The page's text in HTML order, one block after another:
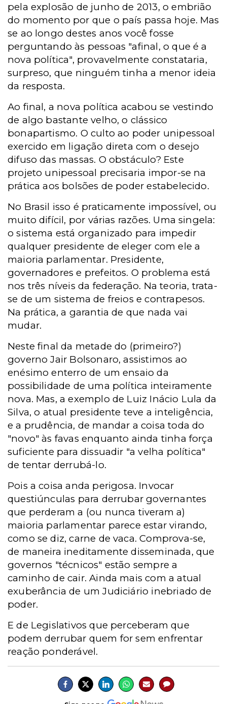
pela explosão de junho de 2013, o embrião
do momento por que o país passa hoje. Mas
se ao longo destes anos você fosse
perguntando às pessoas "afinal, o que é a
nova política", provavelmente constataria,
surpreso, que ninguém tinha a menor ideia
da resposta.
Ao final, a nova política acabou se vestindo
de algo bastante velho, o clássico
bonapartismo. O culto ao poder unipessoal
exercido em ligação direta com o desejo
difuso das massas. O obstáculo? Este
projeto unipessoal precisaria impor-se na
prática aos bolsões de poder estabelecido.
No Brasil isso é praticamente impossível, ou
muito difícil, por várias razões. Uma singela:
o sistema está organizado para impedir
qualquer presidente de eleger com ele a
maioria parlamentar. Presidente,
governadores e prefeitos. O problema está
nos três níveis da federação. Na teoria, trata-
se de um sistema de freios e contrapesos.
Na prática, a garantia de que nada vai
mudar.
Neste final da metade do (primeiro?)
governo Jair Bolsonaro, assistimos ao
enésimo enterro de um ensaio da
possibilidade de uma política inteiramente
nova. Mas, a exemplo de Luiz Inácio Lula da
Silva, o atual presidente teve a inteligência,
e a prudência, de mandar a coisa toda do
"novo" às favas enquanto ainda tinha força
suficiente para dissuadir "a velha política"
de tentar derrubá-lo.
Pois a coisa anda perigosa. Invocar
questiúnculas para derrubar governantes
que perderam a (ou nunca tiveram a)
maioria parlamentar parece estar virando,
como se diz, carne de vaca. Comprova-se,
de maneira ineditamente disseminada, que
governos "técnicos" estão sempre a
caminho de cair. Ainda mais com a atual
exuberância de um Judiciário inebriado de
poder.
E de Legislativos que perceberam que
podem derrubar quem for sem enfrentar
reação ponderável.